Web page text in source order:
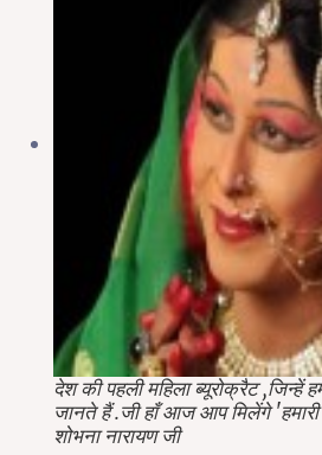
देश की पहली महिला ब्यूरोक्रैट
जानते हैं .जी हाँ आज आप मिलेंगे 'हमारी
शोभना नारायण जी